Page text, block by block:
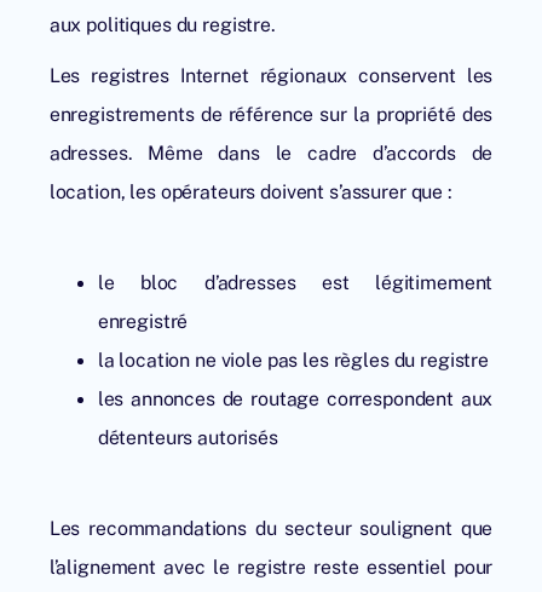
aux politiques du registre.
Les registres Internet régionaux conservent les
enregistrements de référence sur la propriété des
adresses. Même dans le cadre d’accords de
location, les opérateurs doivent s’assurer que :
le bloc d’adresses est légitimement
enregistré
la location ne viole pas les règles du registre
les annonces de routage correspondent aux
détenteurs autorisés
Les recommandations du secteur soulignent que
l’alignement avec le registre reste essentiel pour